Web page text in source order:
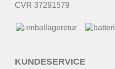
CVR 37291579
KUNDESERVICE